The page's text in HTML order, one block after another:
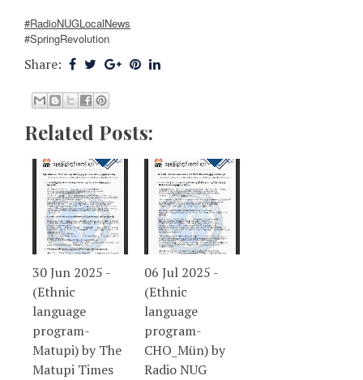
#RadioNUGLocalNews
#SpringRevolution
Share:
Related Posts:
30 Jun 2025 -
(Ethnic
language
program-
Matupi) by The
Matupi Times
06 Jul 2025 -
(Ethnic
language
program-
CHO_Mün) by
Radio NUG